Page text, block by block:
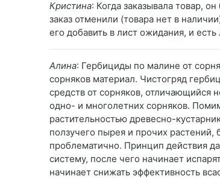
Кристина: Когда заказывала товар,
заказ отменили (товара нет в
его добавить в лист ожидания, и
Алина: Гербициды по малине от
сорняков материал. Чистогряд
средств от сорняков, отличающийся
одно- и многолетних сорняков.
растительностью древесно-
ползучего пырея и прочих
проблематично. Принцип действия
систему, после чего начинает
начинает снижать эффективность